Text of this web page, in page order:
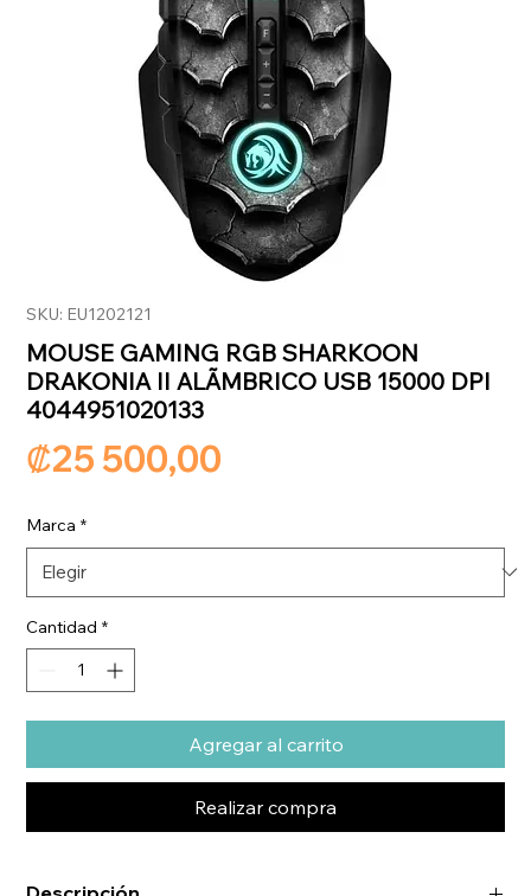
SKU: EU1202121
MOUSE GAMING RGB SHARKOON
DRAKONIA II ALÃMBRICO USB 15000 DPI
4044951020133
₡25 500,00
Marca *
Cantidad *
Agregar al carrito
Realizar compra